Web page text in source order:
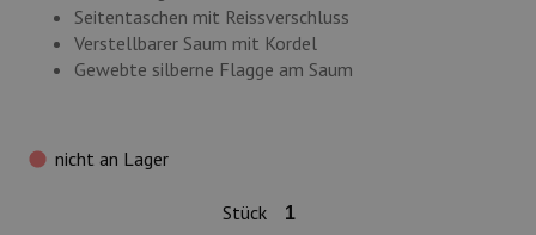
Seitentaschen mit Reissverschluss
Verstellbarer Saum mit Kordel
Gewebte silberne Flagge am Saum
nicht an Lager
Stück